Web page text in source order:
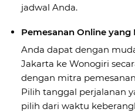
jadwal Anda.
Pemesanan Online yang
Anda dapat dengan
Jakarta ke Wonogiri
dengan mitra
Pilih tanggal perjalanan
pilih dari waktu